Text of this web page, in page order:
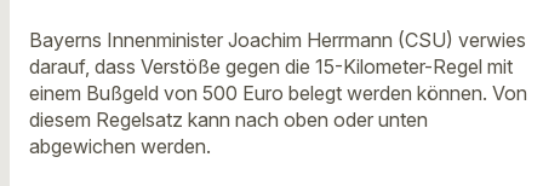
Bayerns Innenminister Joachim Herrmann (CSU) verwies
darauf, dass Verstöße gegen die 15-Kilometer-Regel mit
einem Bußgeld von 500 Euro belegt werden können. Von
diesem Regelsatz kann nach oben oder unten
abgewichen werden.